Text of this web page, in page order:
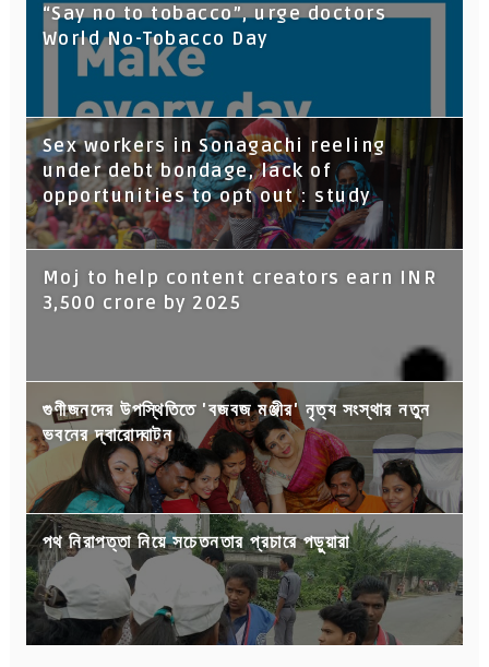
“Say no to tobacco”, urge doctors
World No-Tobacco Day
Sex workers in Sonagachi reeling
under debt bondage, lack of
opportunities to opt out : study
Moj to help content creators earn INR
3,500 crore by 2025
গুণীজনদের উপস্থিতিতে 'বজবজ মঞ্জীর' নৃত্য সংস্থার নতুন
ভবনের দ্বারোদ্ঘাটন
পথ নিরাপত্তা নিয়ে সচেতনতার প্রচারে পড়ুয়ারা